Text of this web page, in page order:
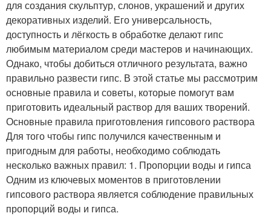
для создания скульптур, слонов, украшений и других
декоративных изделий. Его универсальность,
доступность и лёгкость в обработке делают гипс
любимым материалом среди мастеров и начинающих.
Однако, чтобы добиться отличного результата, важно
правильно развести гипс. В этой статье мы рассмотрим
основные правила и советы, которые помогут вам
приготовить идеальный раствор для ваших творений.
Основные правила приготовления гипсового раствора
Для того чтобы гипс получился качественным и
пригодным для работы, необходимо соблюдать
несколько важных правил: 1. Пропорции воды и гипса
Одним из ключевых моментов в приготовлении
гипсового раствора является соблюдение правильных
пропорций воды и гипса.